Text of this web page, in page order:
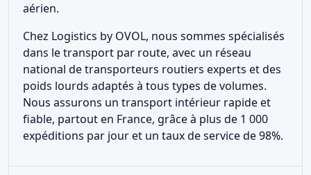
aérien.
Chez Logistics by OVOL, nous sommes spécialisés
dans le transport par route, avec un réseau
national de transporteurs routiers experts et des
poids lourds adaptés à tous types de volumes.
Nous assurons un transport intérieur rapide et
fiable, partout en France, grâce à plus de 1 000
expéditions par jour et un taux de service de 98%.